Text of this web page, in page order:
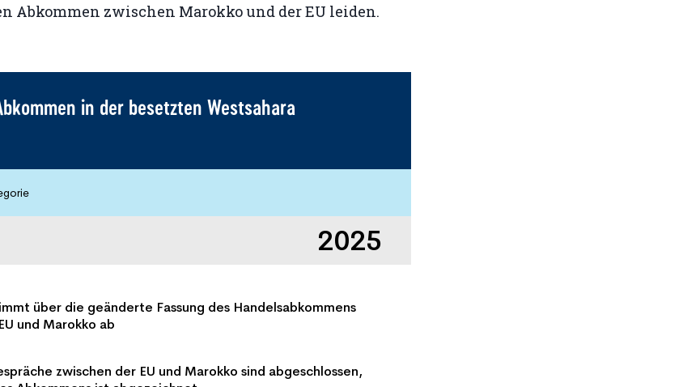
Abkommen zwischen Marokko und der EU leiden.